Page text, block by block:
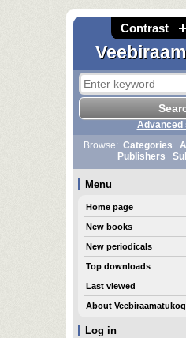
Contrast
Log in
Advanced
Browse: Categories
Publishers
Menu
Home page
New books
New periodicals
Top downloads
Last viewed
About